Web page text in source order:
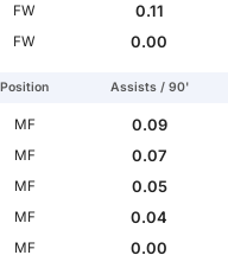
FW
0.11
FW 0.00
Position Assists / 90'
MF
0.09
MF
0.07
MF
0.05
MF
0.04
MF
0.00